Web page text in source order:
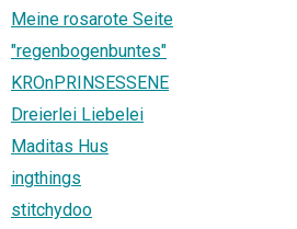
Meine rosarote Seite
"regenbogenbuntes"
KROnPRINSESSENE
Dreierlei Liebelei
Maditas Hus
ingthings
stitchydoo